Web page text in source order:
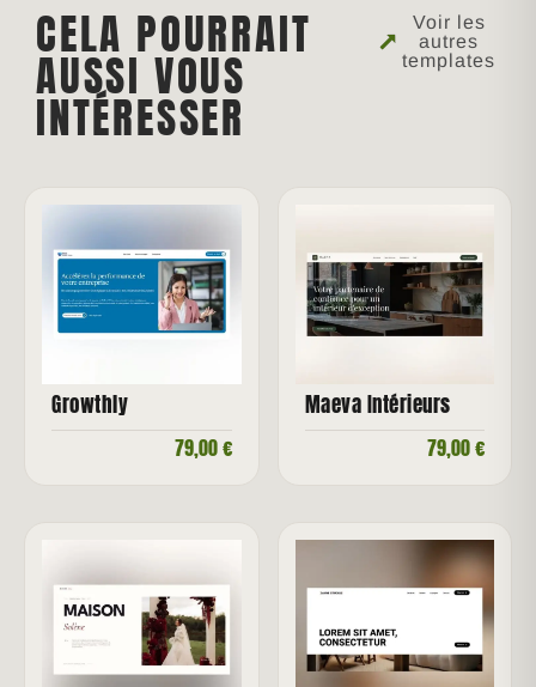
CELA POURRAIT
AUSSI VOUS
INTÉRESSER
Voir les
autres
templates
Growthly
79,00€
Maeva Intérieurs
79,00€